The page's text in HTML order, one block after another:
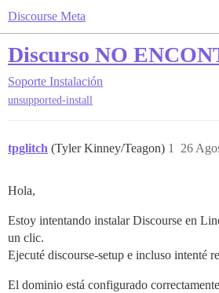
Discourse Meta
Discurso NO
Soporte Instalación
unsupported-install
tpglitch (Tyler Kinney/Teagon) 26
1
Hola,
Estoy intentando instalar Discourse en
un clic.
Ejecuté discourse-setup e incluso intenté
El dominio está configurado